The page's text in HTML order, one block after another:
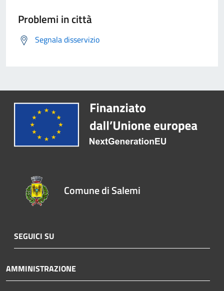
Problemi in città
Segnala disservizio
Comune di Salemi
SEGUICI SU
AMMINISTRAZIONE